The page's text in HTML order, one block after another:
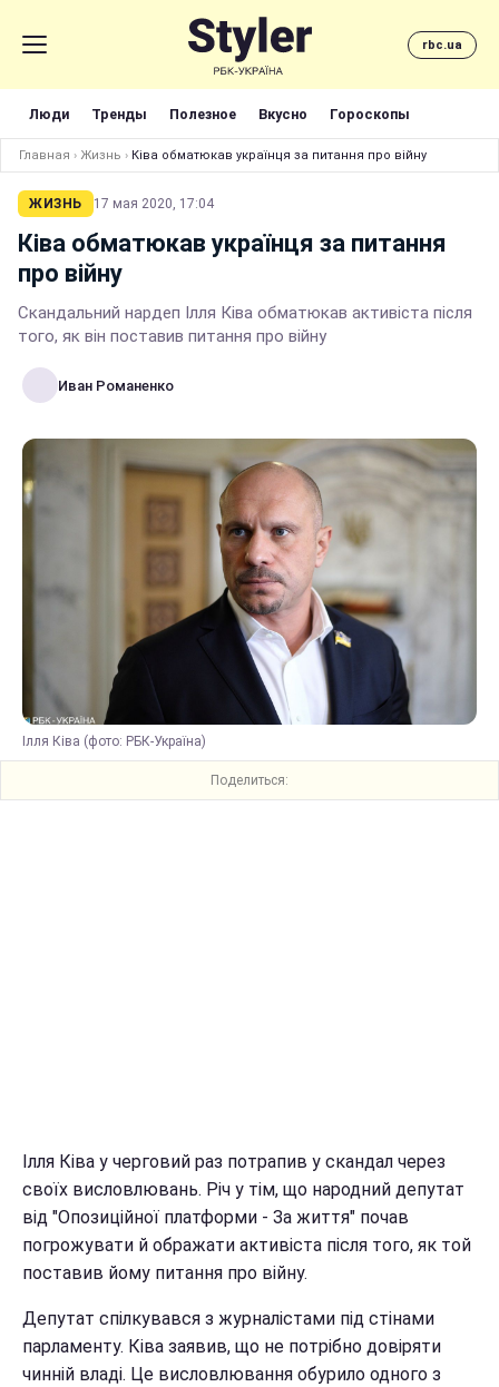
rbc.ua
Люди Тренды Полезное Вкусно Гороскопы
Главная › Жизнь › Ківа обматюкав українця за питання про війну
ЖИЗНЬ 17 мая 2020, 17:04
Ківа обматюкав українця за питання
про війну
Скандальний нардеп Ілля Ківа обматюкав активіста після
того, як він поставив питання про війну
Иван Романенко
Ілля Ківа (фото: РБК-Україна)
Поделиться:
Ілля Ківа у черговий раз потрапив у скандал через
своїх висловлювань. Річ у тім, що народний депутат
від "Опозиційної платформи - За життя" почав
погрожувати й ображати активіста після того, як той
поставив йому питання про війну.
Депутат спілкувався з журналістами під стінами
парламенту. Ківа заявив, що не потрібно довіряти
чинній владі. Це висловлювання обурило одного з